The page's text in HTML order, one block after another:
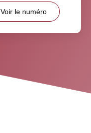
Voir le numéro